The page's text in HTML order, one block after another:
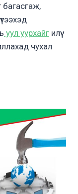
багасгаж,
уул уурхайг илүү
чухал